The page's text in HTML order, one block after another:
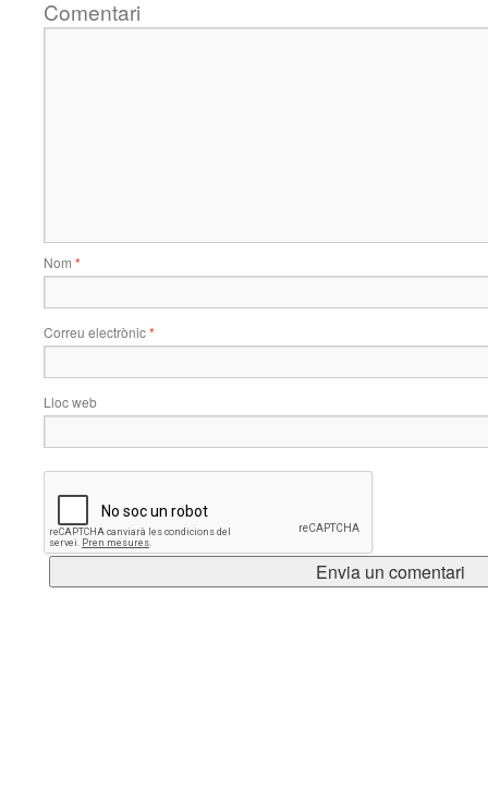
Comentari
Nom *
Correu electrònic*
Lloc web